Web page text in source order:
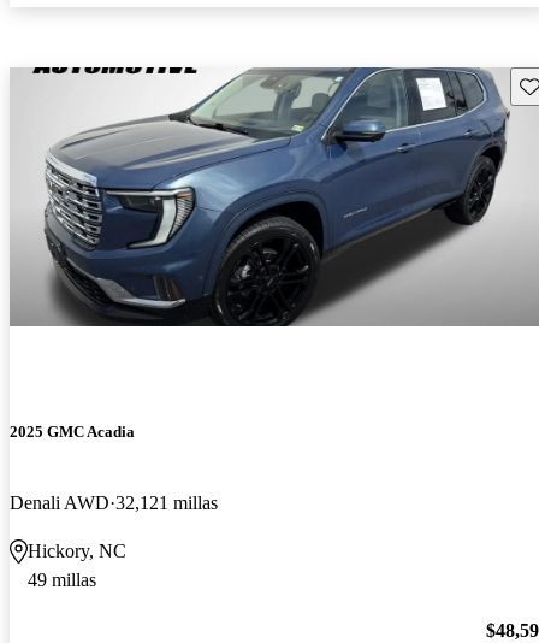
2025 GMC Acadia
Denali AWD 32,121 millas
Hickory, NC
49 millas